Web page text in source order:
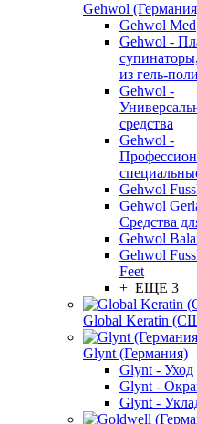
Gehwol
Gehwol Med
Gehwol -
из гель-
Gehwol -
средства
Gehwol -
Gehwol
Gehwol
Средства
Gehwol
Gehwol
Feet
+ ЕЩЕ 3
Global Keratin
Glynt (Германия)
Glynt - Уход
Glynt -
Glynt -